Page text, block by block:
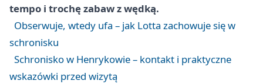
tempo i trochę zabaw z wędką.
Obserwuje, wtedy ufa – jak Lotta zachowuje się w
schronisku
Schronisko w Henrykowie – kontakt i praktyczne
wskazówki przed wizytą